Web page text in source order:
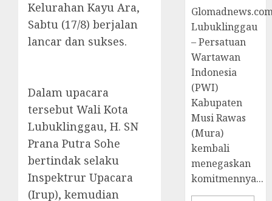
Kelurahan Kayu Ara,
Sabtu (17/8) berjalan
lancar dan sukses.
Dalam upacara
tersebut Wali Kota
Lubuklinggau, H. SN
Prana Putra Sohe
bertindak selaku
Inspektrur Upacara
(Irup), kemudian
Lubuklinggau
– Persatuan
Wartawan
Indonesia
(PWI)
Kabupaten
Musi Rawas
(Mura)
kembali
menegaskan
komitmennya...